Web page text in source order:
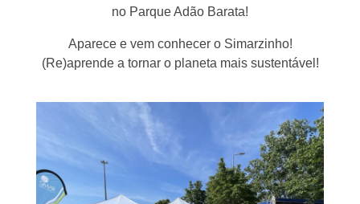
no Parque Adão Barata!
Aparece e vem conhecer o Simarzinho!
(Re)aprende a tornar o planeta mais sustentável!